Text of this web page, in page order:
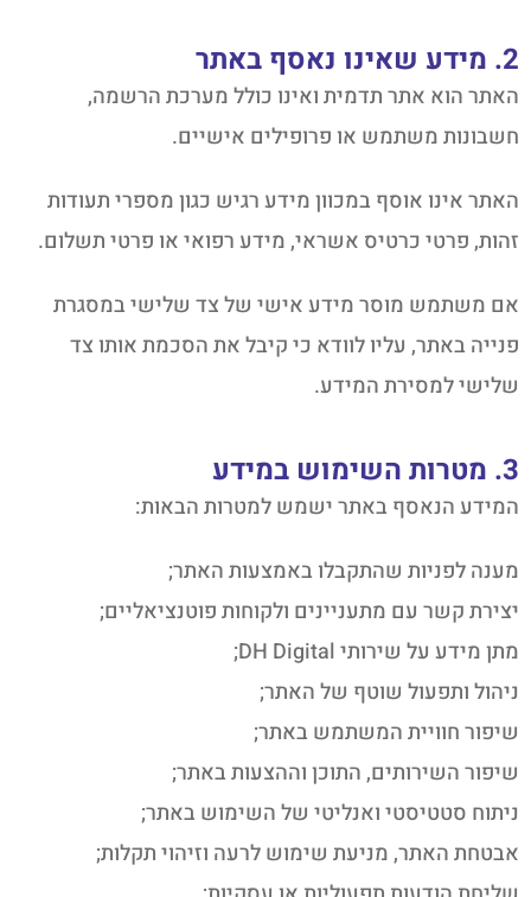
2. מידע שאינו נאסף באתר
האתר הוא אתר תדמית ואינו כולל מערכת הרשמה,
חשבונות משתמש או פרופילים אישיים.
האתר אינו אוסף במכוון מידע רגיש כגון מספרי תעודות
זהות, פרטי כרטיס אשראי, מידע רפואי או פרטי תשלום.
אם משתמש מוסר מידע אישי של צד שלישי במסגרת
פנייה באתר, עליו לוודא כי קיבל את הסכמת אותו צד
שלישי למסירת המידע.
3. מטרות השימוש במידע
המידע הנאסף באתר ישמש למטרות הבאות:
מענה לפניות שהתקבלו באמצעות האתר;
יצירת קשר עם מתעניינים ולקוחות פוטנציאליים;
מתן מידע על שירותי DH Digital;
ניהול ותפעול שוטף של האתר;
שיפור חוויית המשתמש באתר;
שיפור השירותים, התוכן וההצעות באתר;
ניתוח סטטיסטי ואנליטי של השימוש באתר;
אבטחת האתר, מניעת שימוש לרעה וזיהוי תקלות;